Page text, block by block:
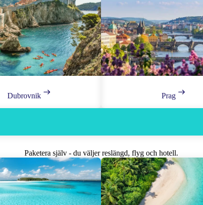
Dubrovnik Prag
Paketera själv - du väljer reslängd, flyg och hotell.